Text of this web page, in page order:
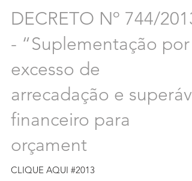
DECRETO Nº 744/2013
- “Suplementação por
excesso de
arrecadação e superávit
financeiro para
orçament
CLIQUE AQUI #2013